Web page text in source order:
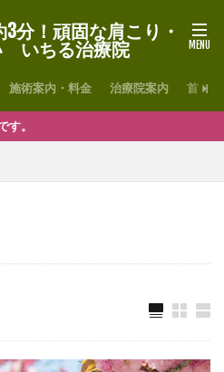
分！頑固な肩こり・
いちる治療院
施術案内・料金 治療院案内 首・